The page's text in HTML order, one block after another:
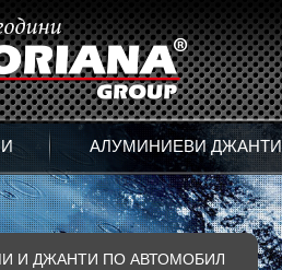
АЛУМИНИЕВИ ДЖАНТИ
И ДЖАНТИ ПО АВТОМОБИЛ